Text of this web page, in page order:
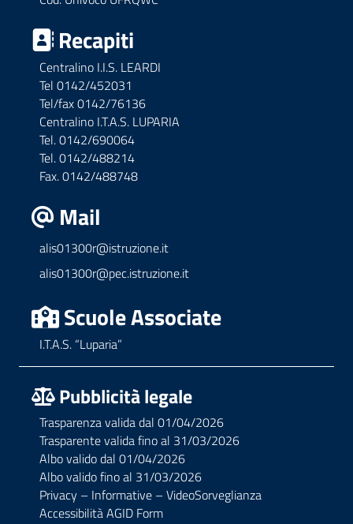
Recapiti
Centralino I.I.S. LEARDI
Tel 0142/452031
Tel/fax 0142/76136
Centralino I.T.A.S. LUPARIA
Tel. 0142/690064
Tel. 0142/488214
Fax. 0142/488748
Mail
alis01300r@istruzione.it
alis01300r@pec.istruzione.it
Scuole Associate
I.T.A.S. “Luparia”
Pubblicità legale
Trasparenza valida dal 01/04/2026
Trasparente valida fino al 31/03/2026
Albo valido dal 01/04/2026
Albo valido fino al 31/03/2026
Privacy – Informative – VideoSorveglianza
Accessibilità AGID Form